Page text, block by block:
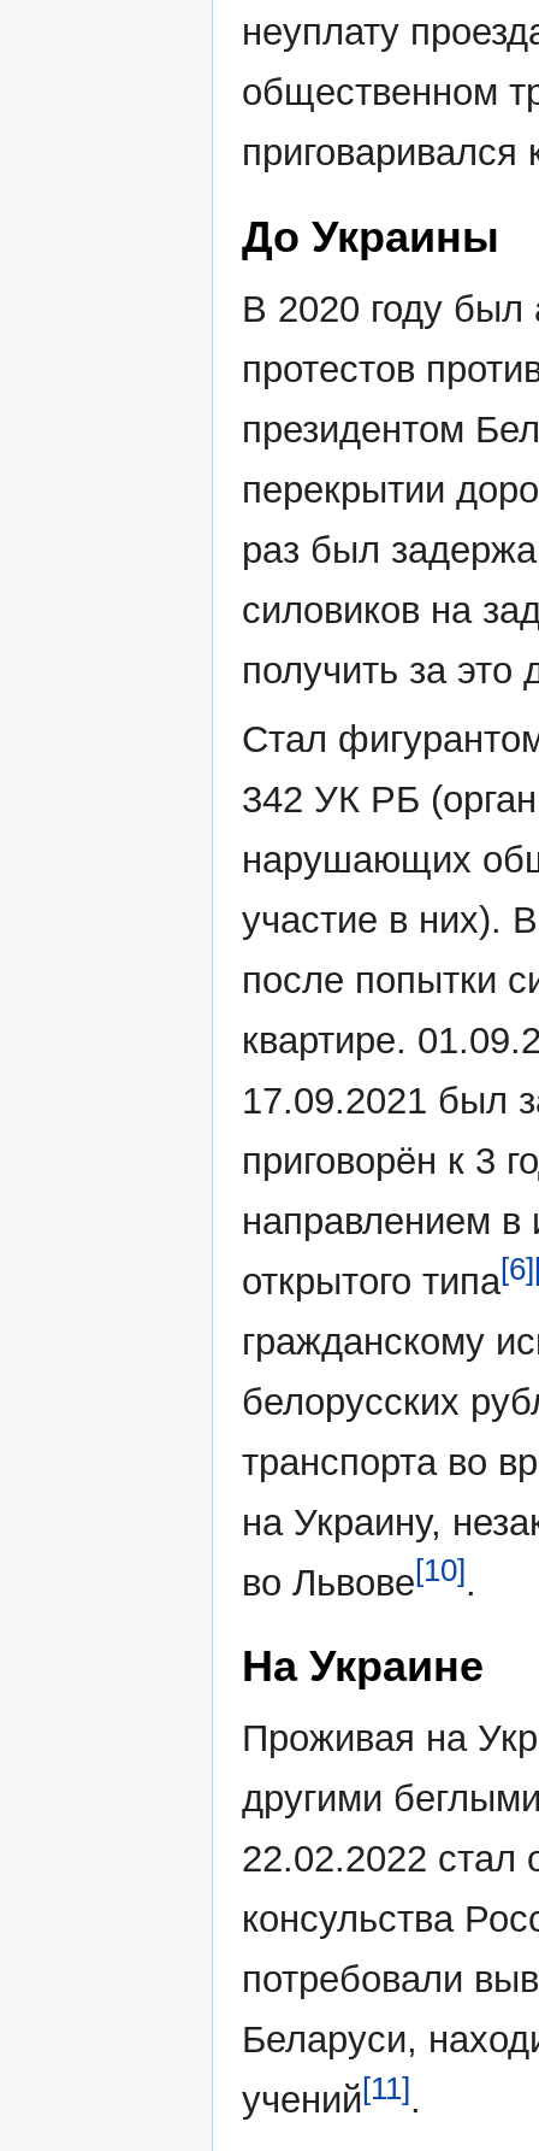
неуплату
общественном
До Украины
В 2020 году был
протестов
президентом
перекрытии
раз был
силовиков на
получить за это
Стал
342 УК РБ
нарушающих
участие в них).
после попытки
квартире.
17.09.2021 был
приговорён к 3
направлением в
открытого типа[6]
гражданскому
белорусских
транспорта во
на Украину,
во Львове[10].
На Украине
Проживая на
другими
22.02.2022 стал
консульства
потребовали
Беларуси,
учений[11].